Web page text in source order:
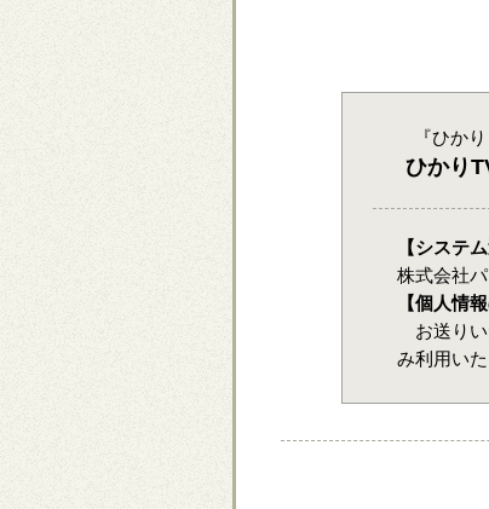
『ひか
ひかり
【システ
株式会社
【個人情
お送りい
み利用い